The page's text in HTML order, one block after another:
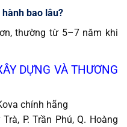
bao lâu?
thường từ 5–7 năm khi
DỰNG VÀ THƯƠNG
chính hãng
P. Trần Phú, Q. Hoàng